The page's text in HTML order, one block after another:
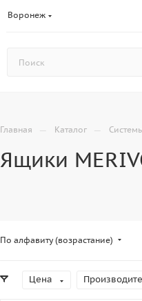
Воронеж
Главная — Каталог —
Ящики
По алфавиту (возрастание)
Цена